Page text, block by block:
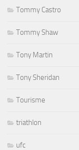
Tommy Castro
Tommy Shaw
Tony Martin
Tony Sheridan
Tourisme
triathlon
ufc